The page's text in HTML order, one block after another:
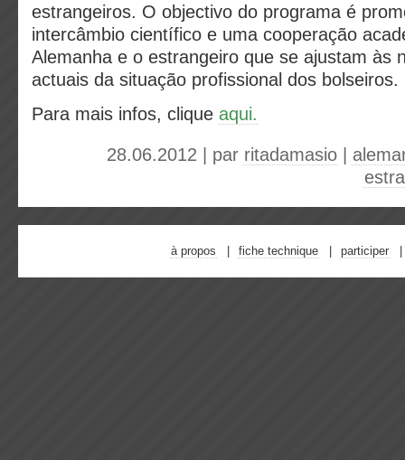
estrangeiros. O objectivo do programa é
intercâmbio científico e uma cooperação
Alemanha e o estrangeiro que se ajustam às
actuais da situação profissional dos bolseiros.
Para mais infos, clique aqui.
28.06.2012 | par ritadamasio
à propos fiche technique participer